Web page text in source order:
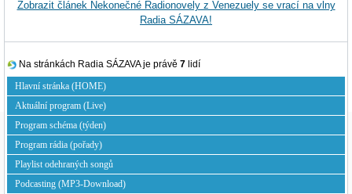
Zobrazit článek Nekonečné Radionovely z Venezuely se vrací na vlny
Radia SÁZAVA!
Na stránkách Radia SÁZAVA je právě 7 lidí
Hlavní stránka (HOME)
Aktuální program (Live)
Program schéma (týden)
Program rádia (pořady)
Playlist odehraných songů
Podcasting (MP3-Download)